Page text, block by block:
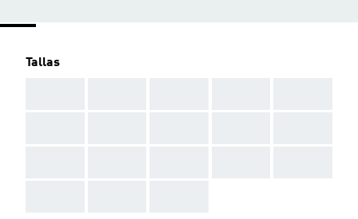
Tallas